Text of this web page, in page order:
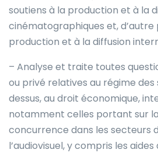
soutiens à la production et à la
cinématographiques et, d’autre
production et à la diffusion
– Analyse et traite toutes
ou privé relatives au régime des
dessus, au droit économique,
notamment celles portant sur
concurrence dans les secteurs
l’audiovisuel, y compris les aides